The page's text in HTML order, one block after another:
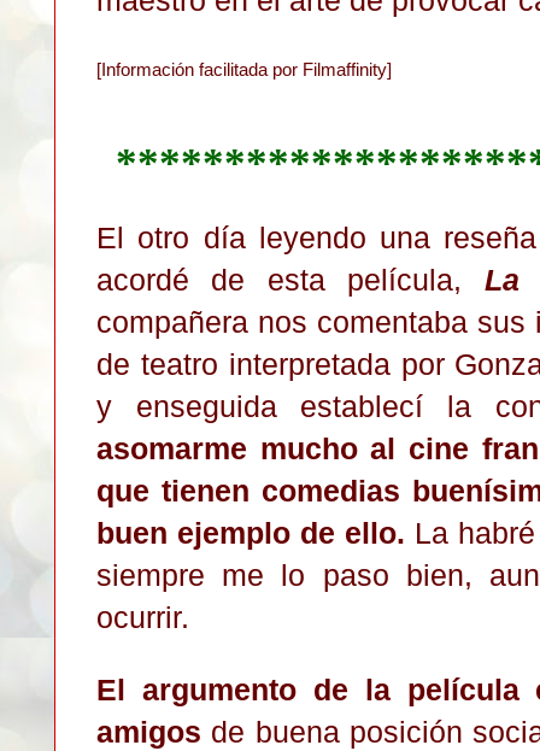
[Información facilitada por Filmaffinity]
El otro día leyendo una
acordé de esta película, La
compañera nos comentaba
de teatro interpretada por
y enseguida establecí la
asomarme mucho al cine
que tienen comedias
buen ejemplo de ello. La
siempre me lo paso bien,
ocurrir.
El argumento de la
amigos de buena posición